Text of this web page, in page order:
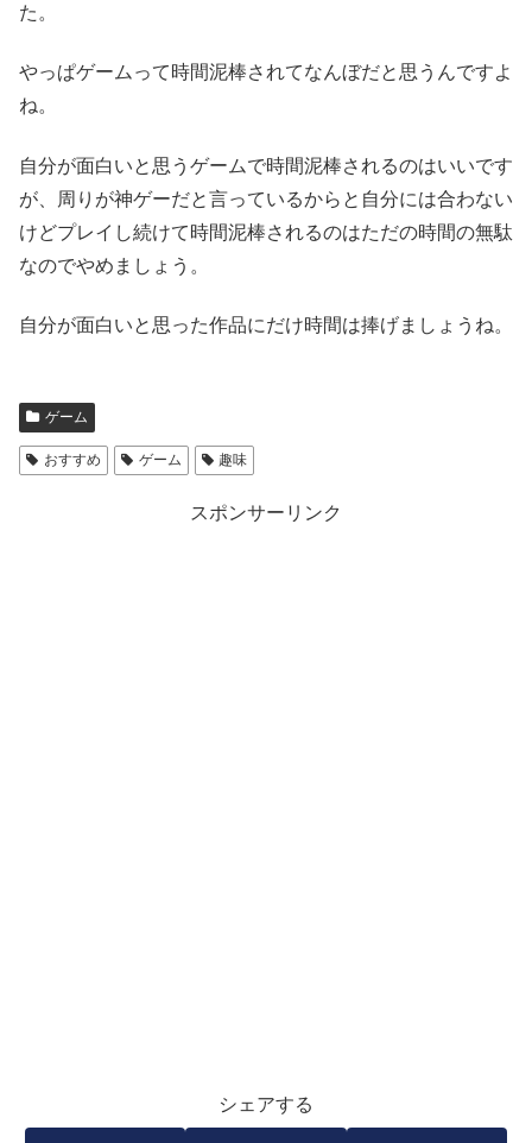
た。
やっぱゲームって時間泥棒されてなんぼだと思うんですよ
ね。
自分が面白いと思うゲームで時間泥棒されるのはいいです
が、周りが神ゲーだと言っているからと自分には合わない
けどプレイし続けて時間泥棒されるのはただの時間の無駄
なのでやめましょう。
自分が面白いと思った作品にだけ時間は捧げましょうね。
ゲーム
おすすめ ゲーム 趣味
スポンサーリンク
シェアする